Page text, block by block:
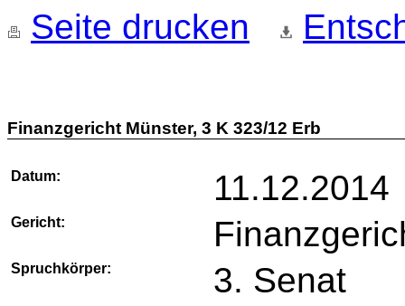
Seite drucken
Finanzgericht Münster, 3 K 323/12 Erb
Datum: 11.12.2014
Gericht:
Spruchkörper: 3. Senat